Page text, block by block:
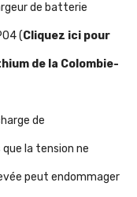
de batterie
(Cliquez ici pour
de la Colombie-
de
la tension ne
peut endommager